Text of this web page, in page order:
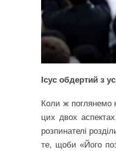
Ісус обдертий з
Коли ж поглянемо
цих двох
розпинателі
те, щоби «Його